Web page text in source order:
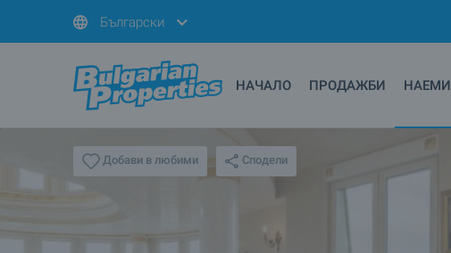
Български
НАЧАЛО ПРОДАЖБИ НАЕМИ
Добави в любими Сподели